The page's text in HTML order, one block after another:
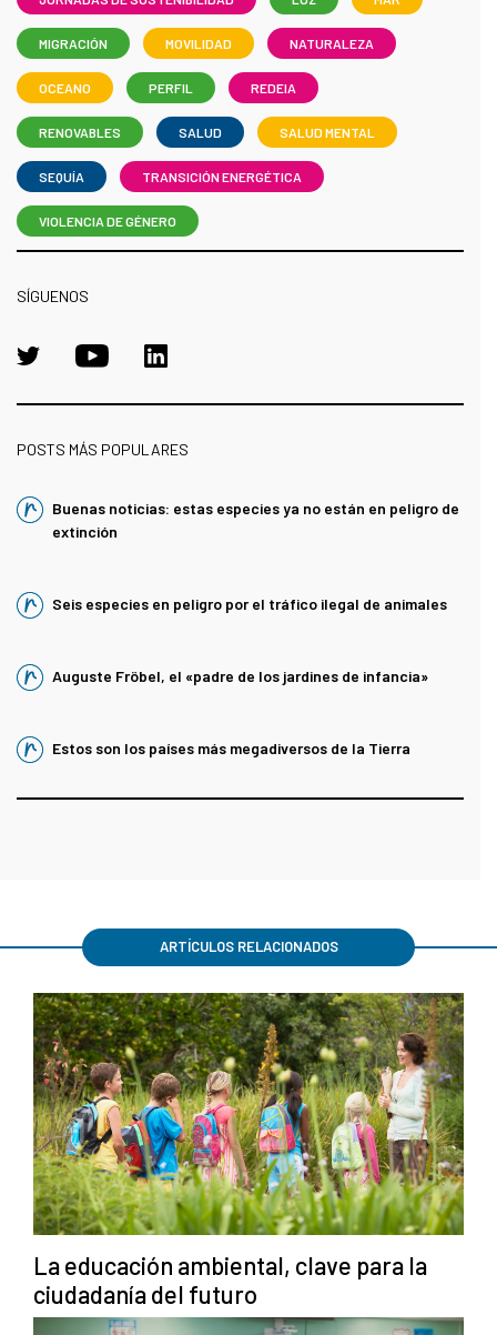
MIGRACIÓN MOVILIDAD NATURALEZA
OCEANO PERFIL REDEIA
RENOVABLES SALUD SALUD MENTAL
SEQUÍA TRANSICIÓN ENERGÉTICA
VIOLENCIA DE GÉNERO
SÍGUENOS
POSTS MÁS POPULARES
Buenas noticias: estas especies ya no están en peligro de
extinción
Seis especies en peligro por el tráfico ilegal de animales
Auguste Fröbel, el «padre de los jardines de infancia»
Estos son los países más megadiversos de la Tierra
ARTÍCULOS RELACIONADOS
La educación ambiental, clave para la
ciudadanía del futuro